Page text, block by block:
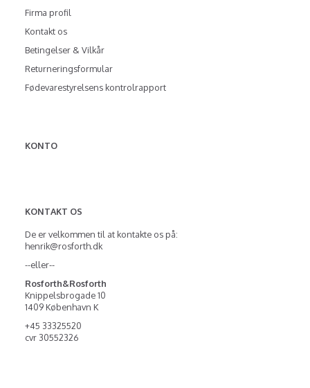
Firma profil
Kontakt os
Betingelser & Vilkår
Returneringsformular
Fødevarestyrelsens kontrolrapport
KONTO
KONTAKT OS
De er velkommen til at kontakte os på:
henrik@rosforth.dk
--eller--
Rosforth&Rosforth
Knippelsbrogade 10
1409 København K
+45 33325520
cvr 30552326